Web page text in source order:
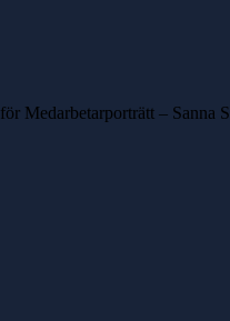
för Medarbetarporträtt – Sanna